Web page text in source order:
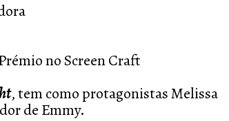
no Screen Craft
, tem como protagonistas Melissa
de Emmy.